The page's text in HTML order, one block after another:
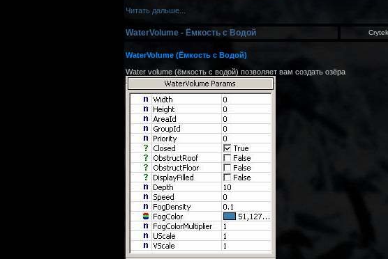
Читать дальше...
WaterVolume - Ёмкость с Водой Crytek
WaterVolume (Ёмкость с Водой)
Water volume (ёмкость с водой) позволяет вам создать озёра